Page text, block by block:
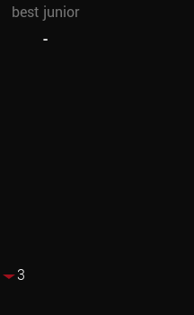
best junior
-
3